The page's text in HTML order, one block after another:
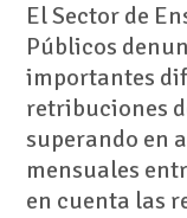
El Sector de
Públicos
importantes
retribuciones
superando en
mensuales
en cuenta las